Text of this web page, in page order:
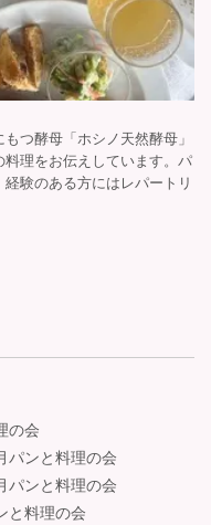
つ酵母「ホシノ天然酵母」
理をお伝えしています。パ
験のある方にはレパートリ
の会
パンと料理の会
パンと料理の会
と料理の会